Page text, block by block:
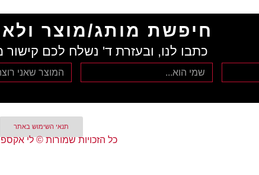
חיפשת מותג/מוצר
כתבו לנו, ובעזרת ד' נשלח לכם
תנאי השימוש באתר
כל הזכויות שמורות © לי אקספרס